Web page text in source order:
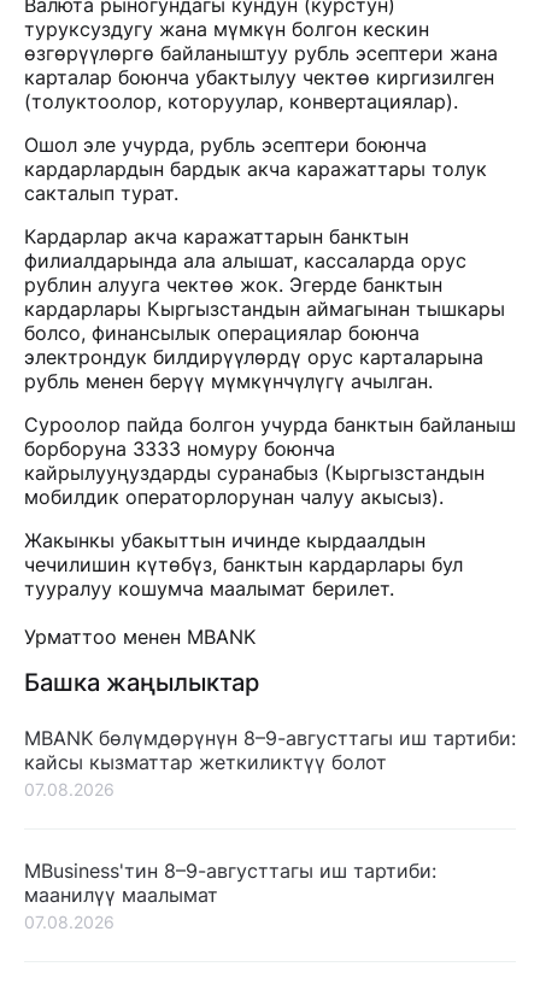
Валюта рыногундагы кундун (курстун)
туруксуздугу жана мүмкүн болгон кескин
өзгөрүүлөргө байланыштуу рубль эсептери жана
карталар боюнча убактылуу чектөө киргизилген
(толуктоолор, которуулар, конвертациялар).
Ошол эле учурда, рубль эсептери боюнча
кардарлардын бардык акча каражаттары толук
сакталып турат.
Кардарлар акча каражаттарын банктын
филиалдарында ала алышат, кассаларда орус
рублин алууга чектөө жок. Эгерде банктын
кардарлары Кыргызстандын аймагынан тышкары
болсо, финансылык операциялар боюнча
электрондук билдирүүлөрдү орус карталарына
рубль менен берүү мүмкүнчүлүгү ачылган.
Суроолор пайда болгон учурда банктын байланыш
борборуна 3333 номуру боюнча
кайрылууңуздарды суранабыз (Кыргызстандын
мобилдик операторлорунан чалуу акысыз).
Жакынкы убакыттын ичинде кырдаалдын
чечилишин күтөбүз, банктын кардарлары бул
тууралуу кошумча маалымат берилет.
Урматтоо менен MBANK
Башка жаңылыктар
MBANK бөлүмдөрүнүн 8–9-августтагы иш тартиби:
кайсы кызматтар жеткиликтүү болот
07.08.2026
MBusiness'тин 8–9-августтагы иш тартиби:
маанилүү маалымат
07.08.2026